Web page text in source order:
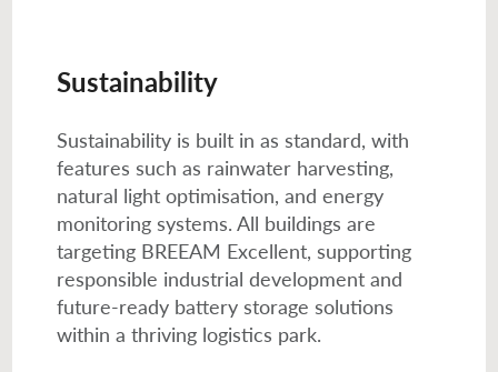
Sustainability
Sustainability is built in as standard, with
features such as rainwater harvesting,
natural light optimisation, and energy
monitoring systems. All buildings are
targeting BREEAM Excellent, supporting
responsible industrial development and
future-ready battery storage solutions
within a thriving logistics park.